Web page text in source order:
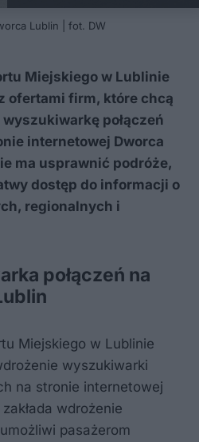
Lublin | fot. DW
Miejskiego w Lublinie
ofertami firm, które chcą
połączeń
internetowej Dworca
ma usprawnić podróże,
dostęp do informacji o
regionalnych i
połączeń na
Miejskiego w Lublinie
wyszukiwarki
na stronie internetowej
wdrożenie
pasażerom